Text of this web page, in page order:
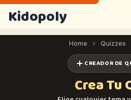
Kidopoly
Home Quizzes
CREADOR DE
Crea Tu